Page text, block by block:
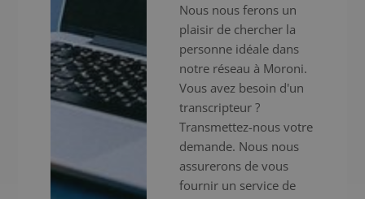
Nous nous ferons un
plaisir de chercher la
personne idéale dans
notre réseau à Moroni.
Vous avez besoin d'un
transcripteur ?
Transmettez-nous votre
demande. Nous nous
assurerons de vous
fournir un service de